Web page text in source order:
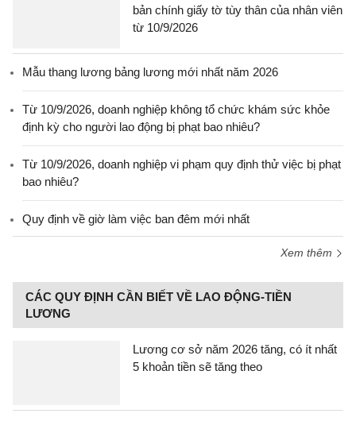
bản chính giấy tờ tùy thân của nhân viên
từ 10/9/2026
Mẫu thang lương bảng lương mới nhất năm 2026
Từ 10/9/2026, doanh nghiệp không tổ chức khám sức khỏe
định kỳ cho người lao động bị phạt bao nhiêu?
Từ 10/9/2026, doanh nghiệp vi phạm quy định thử việc bị phạt
bao nhiêu?
Quy định về giờ làm việc ban đêm mới nhất
Xem thêm
CÁC QUY ĐỊNH CẦN BIẾT VỀ LAO ĐỘNG-TIỀN
LƯƠNG
Lương cơ sở năm 2026 tăng, có ít nhất
5 khoản tiền sẽ tăng theo